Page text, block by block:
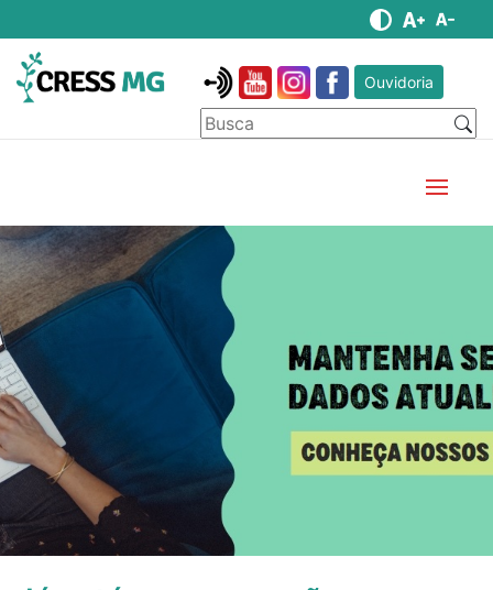
Ouvidoria